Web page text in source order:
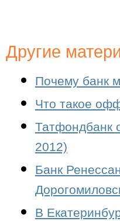
Другие
Почему банк
Что такое
Татфондбанк
2012)
Банк
В